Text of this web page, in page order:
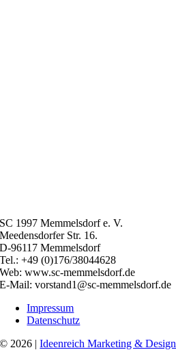
SC 1997 Memmelsdorf e. V.
Meedensdorfer Str. 16.
D-96117 Memmelsdorf
Tel.: +49 (0)176/38044628
Web: www.sc-memmelsdorf.de
E-Mail: vorstand1@sc-memmelsdorf.de
Impressum
Datenschutz
© 2026 |Ideenreich Marketing & Design